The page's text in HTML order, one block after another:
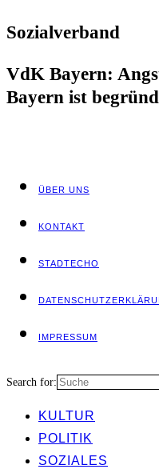
Sozi­al­ver­band
VdK Bay­ern:
Bay­ern ist
ÜBER UNS
KON­TAKT
STADT­ECHO
IMPRES­SUM
Search for:
KUL­TUR
POLI­TIK
SOZIA­LES